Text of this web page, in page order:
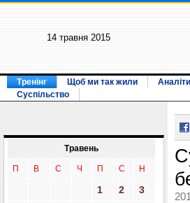
14 травня 2015
Тренінг Щоб ми так жили
Суспільство
Травень
П В С Ч П С Н
1 2
3